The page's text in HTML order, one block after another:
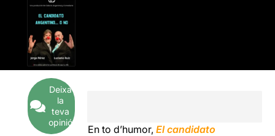
Deixa
la
teva
opinió
En to d’humor,El candidato